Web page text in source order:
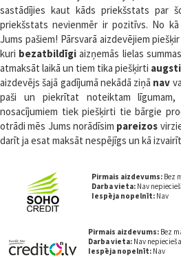
sastādījies kaut kāds priekšstats par
priekšstats nevienmēr ir pozitīvs. No
Jums pašiem! Pārsvarā aizdevējiem
kuri bezatbildīgiaizņemās lielas
atmaksāt laikā un tiem tika piešķirti
aizdevējs šajā gadījumā nekādā ziņā nav
paši un piekrītat noteiktam līgumam,
nosacījumiem tiek piešķirti tie bārgie
otrādi mēs Jums norādīsim pareizos
darīt ja esat maksāt nespējīgs un kā
Pirmais aizdevums: Bez
Darba vieta: Nav
Iespēja nopelnīt: Nav
Pirmais aizdevums: Bez
Darba vieta: Nav
Iespēja nopelnīt: Nav